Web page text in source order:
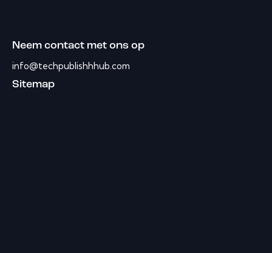
Neem contact met ons op
info@techpublishhhub.com
Sitemap